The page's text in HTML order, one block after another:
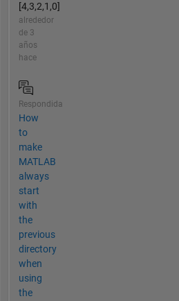
[4,3,2,1,0]
alrededor
de 3
años
hace
Respondida
How
to
make
MATLAB
always
start
with
the
previous
directory
when
using
the